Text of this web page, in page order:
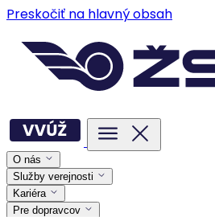
Preskočiť na hlavný obsah
O nás
Služby verejnosti
Kariéra
Pre dopravcov